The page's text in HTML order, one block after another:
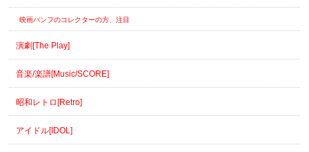
映画パンフのコレクターの方、注目
演劇[The Play]
音楽/楽譜[Music/SCORE]
昭和レトロ[Retro]
アイドル[IDOL]